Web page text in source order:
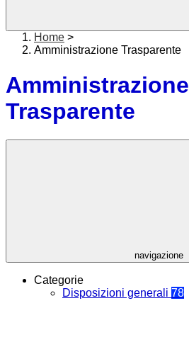
Home >
Amministrazione Trasparente
Amministrazione
Trasparente
navigazione
Categorie
Disposizioni generali 78